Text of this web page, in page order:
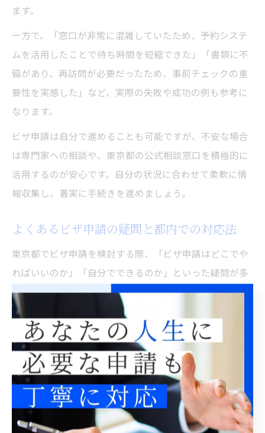
ます。
一方で、「窓口が非常に混雑していたため、予約システ
ムを活用したことで待ち時間を短縮できた」「書類に不
備があり、再訪問が必要だったため、事前チェックの重
要性を実感した」など、実際の失敗や成功の例も参考に
なります。
ビザ申請は自分で進めることも可能ですが、不安な場合
は専門家への相談や、東京都の公式相談窓口を積極的に
活用するのが安心です。自分の状況に合わせて柔軟に情
報収集し、着実に手続きを進めましょう。
よくあるビザ申請の疑問と都内での対応法
東京都でビザ申請を検討する際、「ビザ申請はどこでや
ればいいのか」「自分でできるのか」といった疑問が多
く寄せられます。基本的には、東京入国管理局（品川）
で手続きを行い、必要に応じて予約や相談窓口を利用す
るのが一般的です。
自分でビザ申請を進める場合、公式サイトの案内やFAQ
を活用し、不明点は電話や窓口で質問しましょう。混雑
状況や電話がつながらない場合もあるため、時間に余裕
を持った計画が重要です。